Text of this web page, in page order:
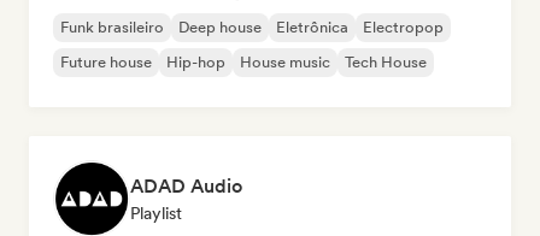
Funk brasileiro Deep house Eletrônica
Electropop
Future house
Hip-hop House music Tech House
ADAD Audio
Playlist